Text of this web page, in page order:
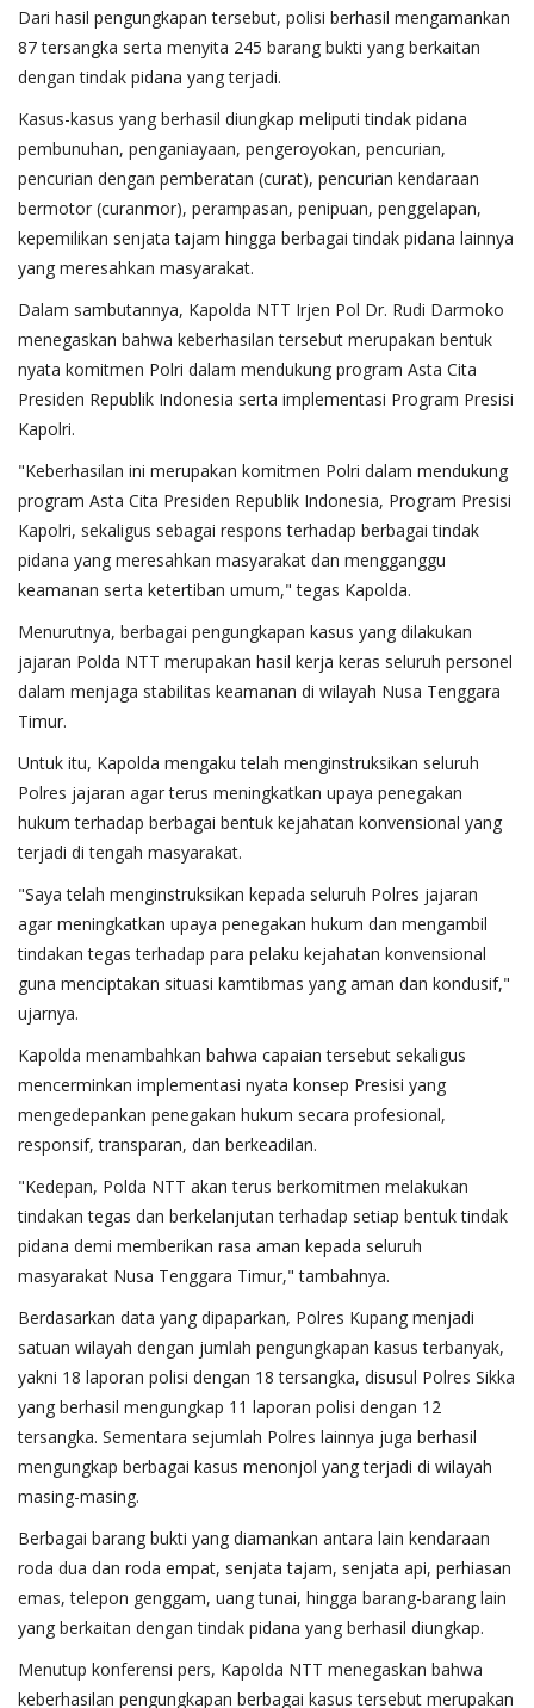
Dari hasil pengungkapan tersebut, polisi berhasil mengamankan
87 tersangka serta menyita 245 barang bukti yang berkaitan
dengan tindak pidana yang terjadi.
Kasus-kasus yang berhasil diungkap meliputi tindak pidana
pembunuhan, penganiayaan, pengeroyokan, pencurian,
pencurian dengan pemberatan (curat), pencurian kendaraan
bermotor (curanmor), perampasan, penipuan, penggelapan,
kepemilikan senjata tajam hingga berbagai tindak pidana lainnya
yang meresahkan masyarakat.
Dalam sambutannya, Kapolda NTT Irjen Pol Dr. Rudi Darmoko
menegaskan bahwa keberhasilan tersebut merupakan bentuk
nyata komitmen Polri dalam mendukung program Asta Cita
Presiden Republik Indonesia serta implementasi Program Presisi
Kapolri.
"Keberhasilan ini merupakan komitmen Polri dalam mendukung
program Asta Cita Presiden Republik Indonesia, Program Presisi
Kapolri, sekaligus sebagai respons terhadap berbagai tindak
pidana yang meresahkan masyarakat dan mengganggu
keamanan serta ketertiban umum," tegas Kapolda.
Menurutnya, berbagai pengungkapan kasus yang dilakukan
jajaran Polda NTT merupakan hasil kerja keras seluruh personel
dalam menjaga stabilitas keamanan di wilayah Nusa Tenggara
Timur.
Untuk itu, Kapolda mengaku telah menginstruksikan seluruh
Polres jajaran agar terus meningkatkan upaya penegakan
hukum terhadap berbagai bentuk kejahatan konvensional yang
terjadi di tengah masyarakat.
"Saya telah menginstruksikan kepada seluruh Polres jajaran
agar meningkatkan upaya penegakan hukum dan mengambil
tindakan tegas terhadap para pelaku kejahatan konvensional
guna menciptakan situasi kamtibmas yang aman dan kondusif,"
ujarnya.
Kapolda menambahkan bahwa capaian tersebut sekaligus
mencerminkan implementasi nyata konsep Presisi yang
mengedepankan penegakan hukum secara profesional,
responsif, transparan, dan berkeadilan.
"Kedepan, Polda NTT akan terus berkomitmen melakukan
tindakan tegas dan berkelanjutan terhadap setiap bentuk tindak
pidana demi memberikan rasa aman kepada seluruh
masyarakat Nusa Tenggara Timur," tambahnya.
Berdasarkan data yang dipaparkan, Polres Kupang menjadi
satuan wilayah dengan jumlah pengungkapan kasus terbanyak,
yakni 18 laporan polisi dengan 18 tersangka, disusul Polres Sikka
yang berhasil mengungkap 11 laporan polisi dengan 12
tersangka. Sementara sejumlah Polres lainnya juga berhasil
mengungkap berbagai kasus menonjol yang terjadi di wilayah
masing-masing.
Berbagai barang bukti yang diamankan antara lain kendaraan
roda dua dan roda empat, senjata tajam, senjata api, perhiasan
emas, telepon genggam, uang tunai, hingga barang-barang lain
yang berkaitan dengan tindak pidana yang berhasil diungkap.
Menutup konferensi pers, Kapolda NTT menegaskan bahwa
keberhasilan pengungkapan berbagai kasus tersebut merupakan